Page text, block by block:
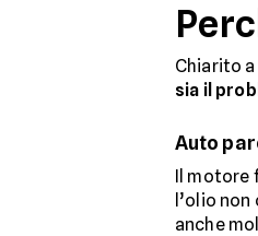
Chiarito
sia il
Auto
Il motore
l’olio
anche